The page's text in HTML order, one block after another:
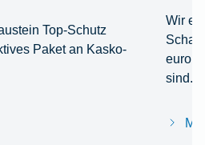
Top-Schutz
Paket an Kasko-
Wir
sind.